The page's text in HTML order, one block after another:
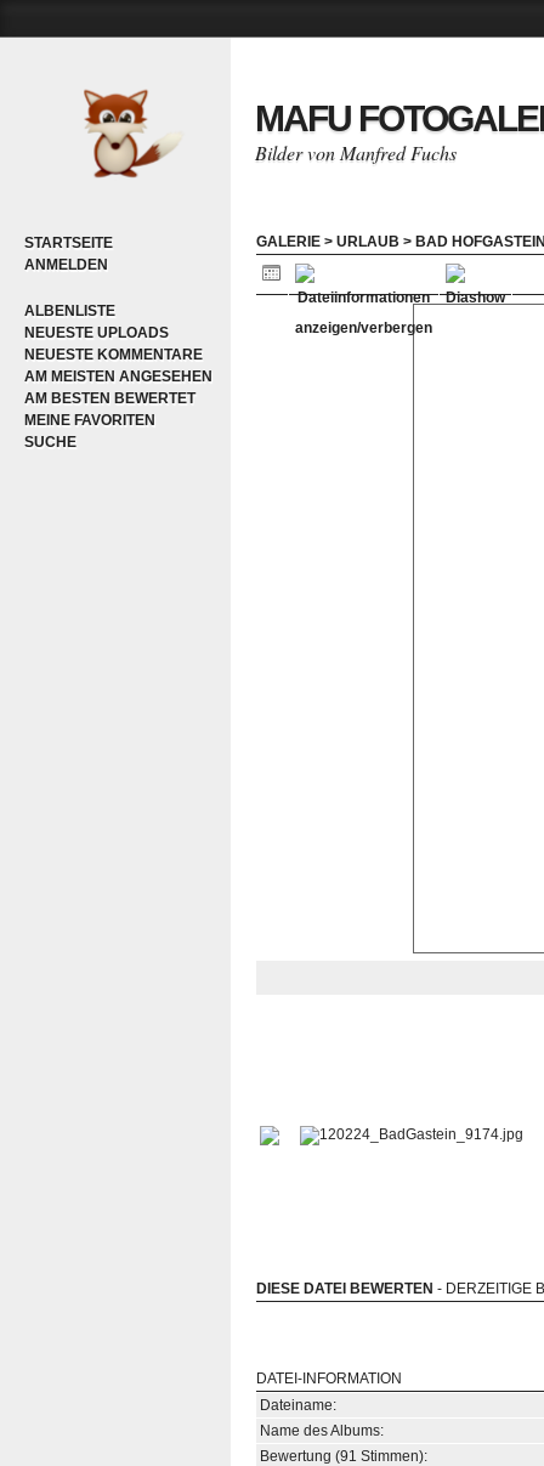
STARTSEITE
ANMELDEN
ALBENLISTE
NEUESTE UPLOADS
NEUESTE KOMMENTARE
AM MEISTEN ANGESEHEN
AM BESTEN BEWERTET
MEINE FAVORITEN
SUCHE
MAFU
Bilder von Manfred Fuchs
GALERIE > URLAUB > BAD
DIESE DATEI BEWERTEN - DERZEITIGE
DATEI-INFORMATION
Dateiname:
Name des Albums:
Bewertung (91 Stimmen):